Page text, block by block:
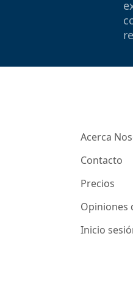
Acerca
Contacto
Precios
Opiniones
Inicio